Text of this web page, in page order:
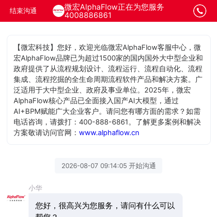
结束沟通
微宏AlphaFlow正在为您服务
4008886861
【微宏科技】您好，欢迎光临微宏AlphaFlow客服中心，微
宏AlphaFlow品牌已为超过1500家的国内国外大中型企业和
政府提供了从流程规划设计、流程运行、流程自动化、流程
集成、流程挖掘的全生命周期流程软件产品和解决方案。广
泛适用于大中型企业、政府及事业单位。2025年，微宏
AlphaFlow核心产品已全面接入国产AI大模型，通过
AI+BPM赋能广大企业客户。请问您有哪方面的需求？如需
电话咨询，请拨打：400-888-6861。了解更多案例和解决
方案敬请访问官网：www.alphaflow.cn
2026-08-07 09:14:05 开始沟通
小华
您好，很高兴为您服务，请问有什么可以